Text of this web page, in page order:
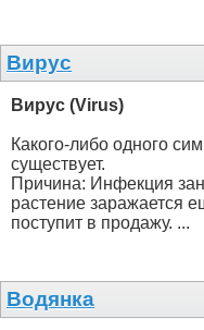
Вирус
Вирус (Virus)
Какого-либо одного
существует.
Причина: Инфекция
растение заражается
поступит в продажу. ...
Водянка